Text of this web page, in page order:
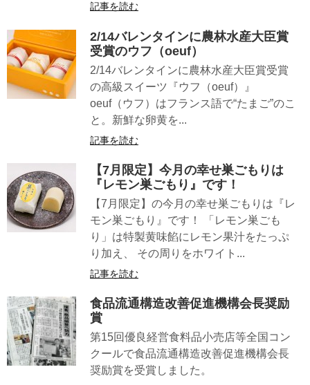
記事を読む
2/14バレンタインに農林水産大臣賞
受賞のウフ（oeuf）
2/14バレンタインに農林水産大臣賞受賞
の高級スイーツ『ウフ（oeuf）』
oeuf（ウフ）はフランス語で“たまご”のこ
と。新鮮な卵黄を...
記事を読む
【7月限定】今月の幸せ巣ごもりは
『レモン巣ごもり』です！
【7月限定】の今月の幸せ巣ごもりは『レ
モン巣ごもり』です！ 「レモン巣ごも
り」は特製黄味餡にレモン果汁をたっぷ
り加え、 その周りをホワイト...
記事を読む
食品流通構造改善促進機構会長奨励
賞
第15回優良経営食料品小売店等全国コン
クールで食品流通構造改善促進機構会長
奨励賞を受賞しました。